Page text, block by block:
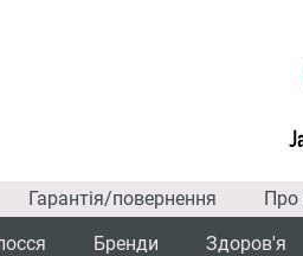
Гарантія/повернення Про
Бренди Здоров'я